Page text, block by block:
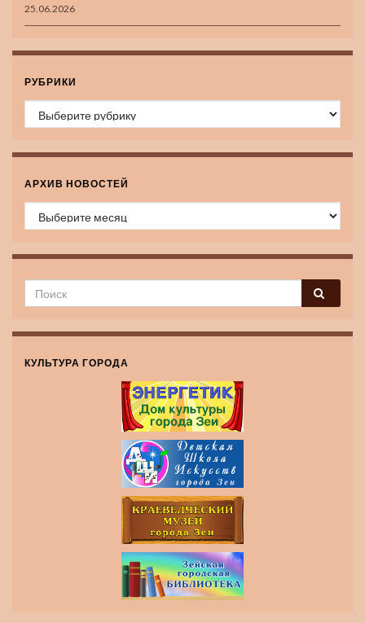
25.06.2026
РУБРИКИ
Рубрики
АРХИВ НОВОСТЕЙ
Архив новостей
КУЛЬТУРА ГОРОДА